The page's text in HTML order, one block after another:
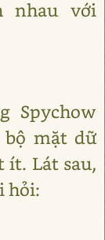
nhau với
Spychow
mặt dữ
ít. Lát sau,
hỏi: